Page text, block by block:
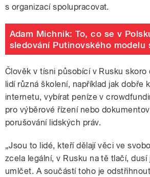
s organizací spolupracovat.
Adam Michnik: To, co se v
sledování Putinovského modelu
Člověk v tísni působící v Rusku skoro
lidí různá školení, například jak dobře
internetu, vybírat peníze v
pro výběrové řízení nebo
porušování lidských práv.
„Jsou to lidé, kteří dělají věci ve
zcela legální, v Rusku na tě tlačí, dusí
umlčet. A součástí toho je